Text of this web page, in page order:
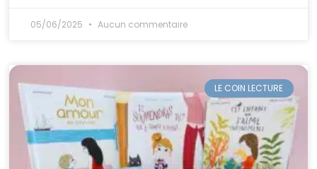
05/06/2025 Aucun commentaire
LE COIN LECTURE